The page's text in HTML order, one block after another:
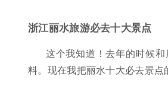
浙江丽水旅游必去十大景点
这个我知道！去年的时候
料。现在我把丽水十大必去景